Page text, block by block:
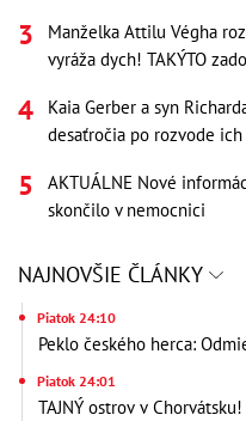
Manželka Attilu Végha
vyráža dych! TAKÝTO
Kaia Gerber a syn
desaťročia po rozvode
AKTUÁLNE Nové
skončilo v nemocnici
NAJNOVŠIE ČLÁNKY
Piatok 24:10
Peklo českého herca:
Piatok 24:01
TAJNÝ ostrov v